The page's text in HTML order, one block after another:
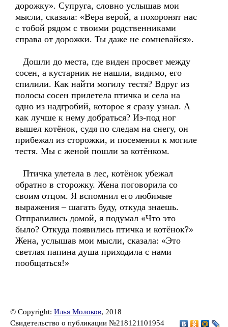
дорожку». Супруга, словно услышав мои
мысли, сказала: «Вера верой, а похоронят нас
с тобой рядом с твоими родственниками
справа от дорожки. Ты даже не сомневайся».
Дошли до места, где виден просвет между
сосен, а кустарник не нашли, видимо, его
спилили. Как найти могилу тестя? Вдруг из
полосы сосен прилетела птичка и села на
одно из надгробий, которое я сразу узнал. А
как лучше к нему добраться? Из-под ног
вышел котёнок, судя по следам на снегу, он
прибежал из сторожки, и посеменил к могиле
тестя. Мы с женой пошли за котёнком.
Птичка улетела в лес, котёнок убежал
обратно в сторожку. Жена поговорила со
своим отцом. Я вспомнил его любимые
выражения – шагать буду, откуда знаешь.
Отправились домой, я подумал «Что это
было? Откуда появились птичка и котёнок?»
Жена, услышав мои мысли, сказала: «Это
светлая папина душа приходила с нами
пообщаться!»
© Copyright: Илья Молоков, 2018
Свидетельство о публикации №218121101954